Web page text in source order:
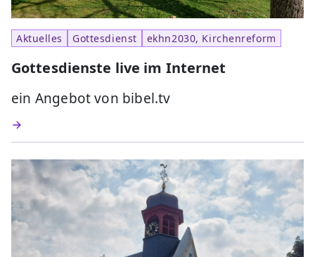
Aktuelles Gottesdienst ekhn2030, Kirchenreform
Gottesdienste live im Internet
ein Angebot von bibel.tv